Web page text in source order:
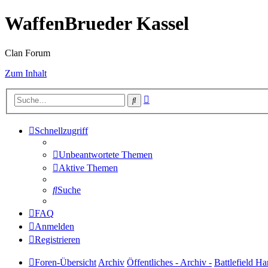
WaffenBrueder Kassel
Clan Forum
Zum Inhalt
Suche
Schnellzugriff
Unbeantwortete Themen
Aktive Themen
Suche
FAQ
Anmelden
Registrieren
Foren-ÜbersichtArchiv Öffentliches - Archiv - Battlefield